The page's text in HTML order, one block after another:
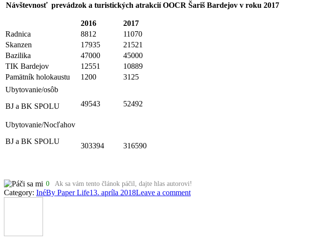
Návštevnosť prevádzok a turistických atrakcií OOCR Šariš Bardejov v roku 2017
2016
2017
Radnica
8812
11070
Skanzen
17935
21521
Bazilika
47000
45000
TIK Bardejov
12551
10889
Pamätník holokaustu
1200
3125
Ubytovanie/osôb
BJ a BK SPOLU
49543 52492
Ubytovanie/Nocľahov
BJ a BK SPOLU
303394 316590
0 Ak sa vám tento článok páčil, dajte hlas autorovi!
Category: InéBy Paper Life13. apríla 2018Leave a comment